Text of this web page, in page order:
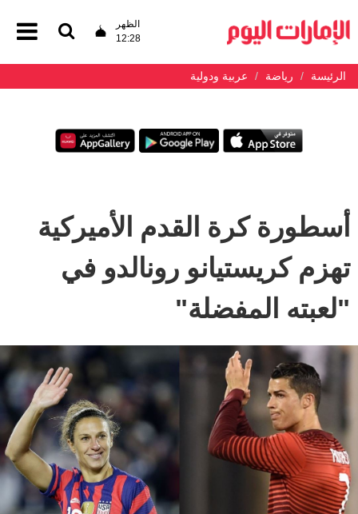
الظهر
12:28
الرئيسة رياضة عربية ودولية
أسطورة كرة القدم الأميركية
تهزم كريستيانو رونالدو في
"لعبته المفضلة"